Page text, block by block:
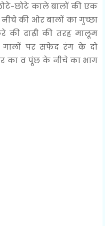
छोटे काले बालों की एक
की ओर बालों का गुच्छा
की दाढ़ी की तरह मालूम
गालों पर सफेद रंग के दो
का व पूंछ के नीचे का भाग